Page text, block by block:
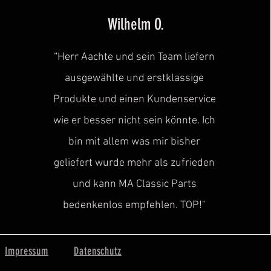
Wilhelm O.
“Herr Aachte und sein Team liefern
ausgewählte und erstklassige
Produkte und einen Kundenservice
wie er besser nicht sein könnte. Ich
bin mit allem was mir bisher
geliefert wurde mehr als zufrieden
und kann MA Classic Parts
bedenkenlos empfehlen. TOP!"
Impressum Datenschutz